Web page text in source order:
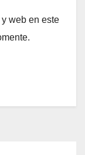
web en este